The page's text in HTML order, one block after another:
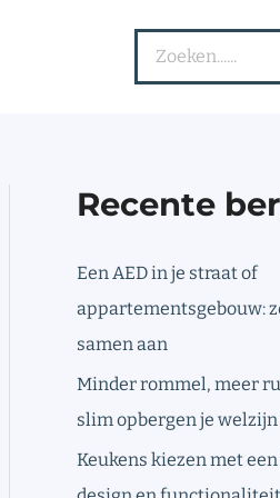
for:
Recente
Een AED in je straat of
appartementsgebouw:
samen aan
Minder rommel, meer
slim opbergen je
Keukens kiezen met